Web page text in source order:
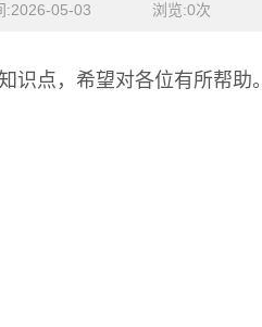
:2026-05-03    浏览:0次
识点，希望对各位有所帮助。